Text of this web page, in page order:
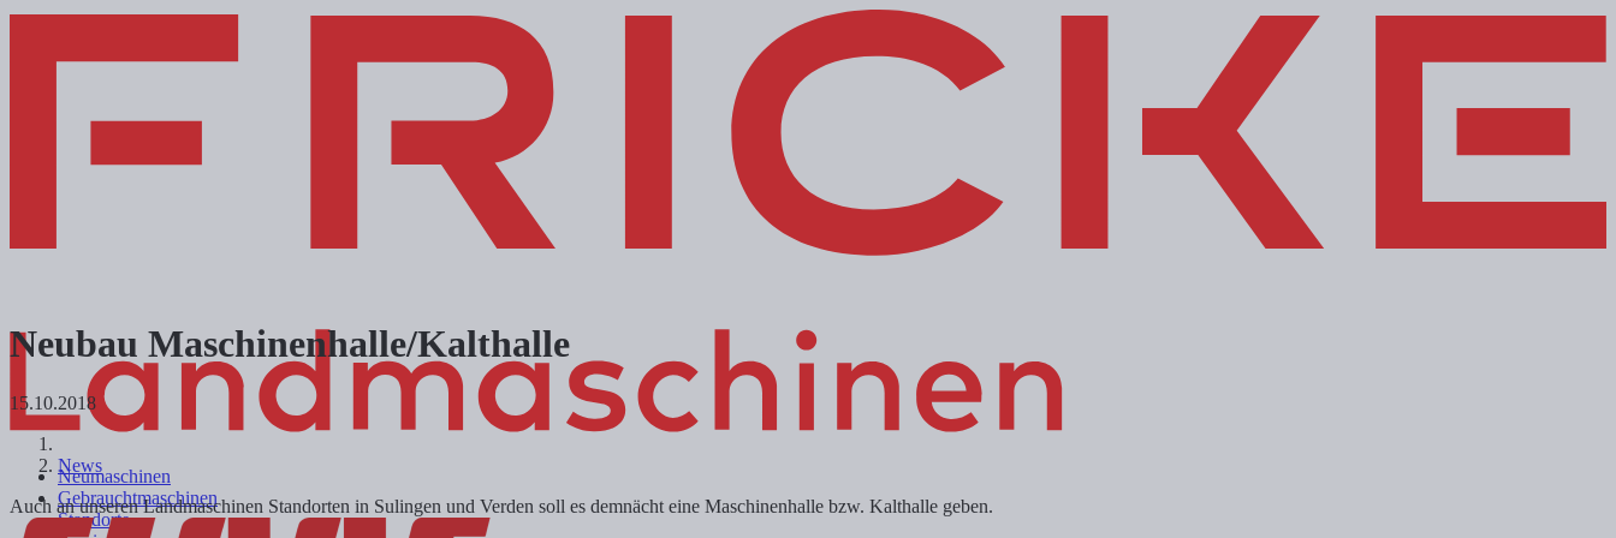
Neumaschinen
Gebrauchtmaschinen
Standorte
Neubau Maschinenhalle/Kalthalle
15.10.2018
News
Auch an unseren Landmaschinen Standorten in Sulingen und Verden soll es demnächt eine Maschinenhalle bzw. Kalthalle geben.